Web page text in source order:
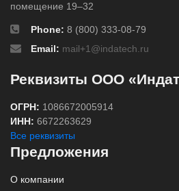
помещение 19–32
Phone: 8 (800) 333-08-79
Email: mail+1@indatech.ru
Реквизиты ООО
ОГРН: 1086672005914
ИНН: 6672263629
Все реквизиты
Предложения
О компании